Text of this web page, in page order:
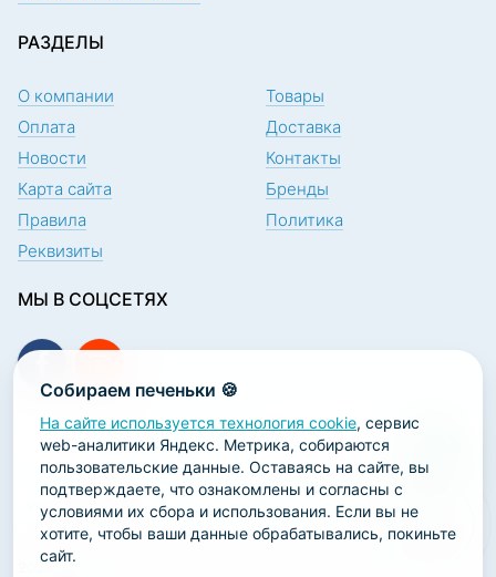
Собираем печеньки 🍪
На сайте используется технология cookie, сервис
web-аналитики Яндекс. Метрика, собираются
пользовательские данные. Оставаясь на сайте, вы
подтверждаете, что ознакомлены и согласны с
условиями их сбора и использования. Если вы не
хотите, чтобы ваши данные обрабатывались, покиньте
сайт.
РАЗДЕЛЫ
О компании
Товары
Оплата
Доставка
Новости
Контакты
Карта сайта
Бренды
Правила
Политика
Реквизиты
МЫ В СОЦСЕТЯХ
ПОДПИСКА НА НОВОСТИ
2026 ООО «Научно-производственная лаборатория